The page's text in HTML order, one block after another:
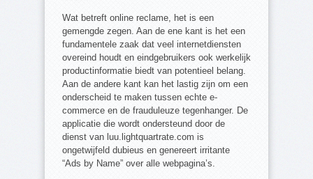
Wat betreft online reclame, het is een
gemengde zegen. Aan de ene kant is het een
fundamentele zaak dat veel internetdiensten
overeind houdt en eindgebruikers ook werkelijk
productinformatie biedt van potentieel belang.
Aan de andere kant kan het lastig zijn om een
onderscheid te maken tussen echte e-
commerce en de frauduleuze tegenhanger. De
applicatie die wordt ondersteund door de
dienst van luu.lightquartrate.com is
ongetwijfeld dubieus en genereert irritante
“Ads by Name” over alle webpagina’s.